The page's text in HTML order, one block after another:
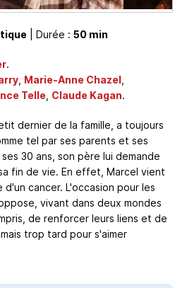
| Durée : 50 min
.
, Marie-Anne Chazel ,
Telle, Claude Kagan.
dernier de la famille, a toujours
tel par ses parents et ses
30 ans, son père lui demande
fin de vie. En effet, Marcel vient
cancer. L'occasion pour les
vivant dans deux mondes
de renforcer leurs liens et de
trop tard pour s'aimer